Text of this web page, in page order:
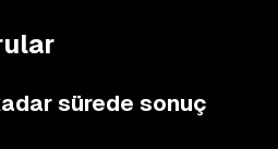
sürede sonuç